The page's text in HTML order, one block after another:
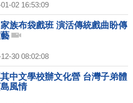
02 16:53:09
族布袋戲班 演活傳統戲曲盼傳
30 08:02:08
中文學校辦文化營 台灣子弟體
風情